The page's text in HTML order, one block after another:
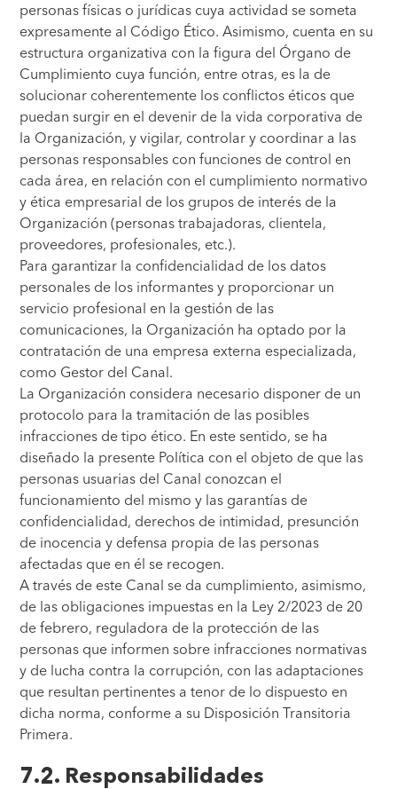
personas físicas o jurídicas cuya actividad se someta
expresamente al Código Ético. Asimismo, cuenta en su
estructura organizativa con la figura del Órgano de
Cumplimiento cuya función, entre otras, es la de
solucionar coherentemente los conflictos éticos que
puedan surgir en el devenir de la vida corporativa de
la Organización, y vigilar, controlar y coordinar a las
personas responsables con funciones de control en
cada área, en relación con el cumplimiento normativo
y ética empresarial de los grupos de interés de la
Organización (personas trabajadoras, clientela,
proveedores, profesionales, etc.).
Para garantizar la confidencialidad de los datos
personales de los informantes y proporcionar un
servicio profesional en la gestión de las
comunicaciones, la Organización ha optado por la
contratación de una empresa externa especializada,
como Gestor del Canal.
La Organización considera necesario disponer de un
protocolo para la tramitación de las posibles
infracciones de tipo ético. En este sentido, se ha
diseñado la presente Política con el objeto de que las
personas usuarias del Canal conozcan el
funcionamiento del mismo y las garantías de
confidencialidad, derechos de intimidad, presunción
de inocencia y defensa propia de las personas
afectadas que en él se recogen.
A través de este Canal se da cumplimiento, asimismo,
de las obligaciones impuestas en la Ley 2/2023 de 20
de febrero, reguladora de la protección de las
personas que informen sobre infracciones normativas
y de lucha contra la corrupción, con las adaptaciones
que resultan pertinentes a tenor de lo dispuesto en
dicha norma, conforme a su Disposición Transitoria
Primera.
7.2. Responsabilidades